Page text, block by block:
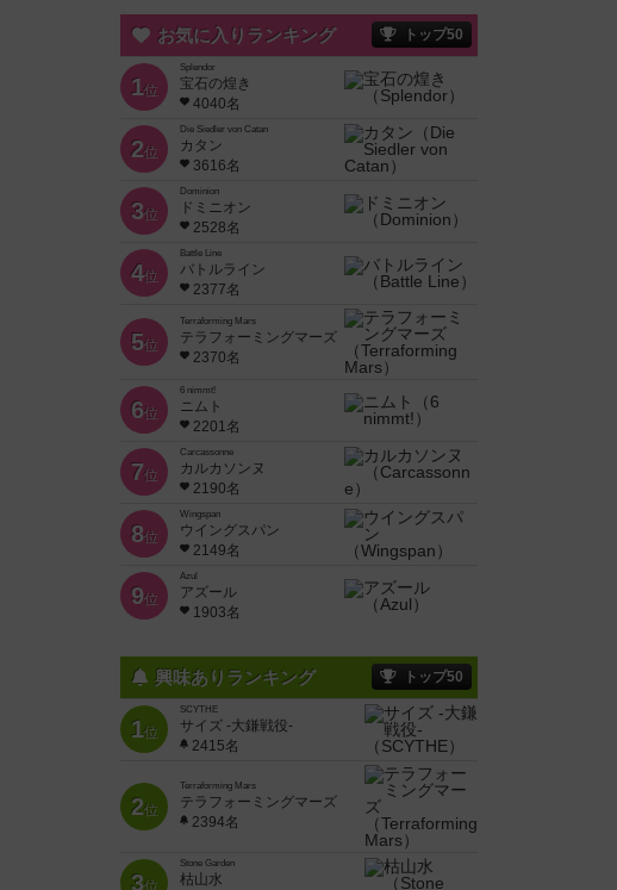
お気に入りランキング トップ50
1位
Splendor
宝石の煌き
4040名
2位
Die Siedler von Catan
カタン
3616名
3位
Dominion
ドミニオン
2528名
4位
Battle Line
バトルライン
2377名
5位
Terraforming Mars
テラフォーミングマーズ
2370名
6位
6 nimmt!
ニムト
2201名
7位
Carcassonne
カルカソンヌ
2190名
8位
Wingspan
ウイングスパン
2149名
9位
Azul
アズール
1903名
興味ありランキング トップ50
1位
SCYTHE
サイズ -大鎌戦役-
2415名
2位
Terraforming Mars
テラフォーミングマーズ
2394名
3位
Stone Garden
枯山水